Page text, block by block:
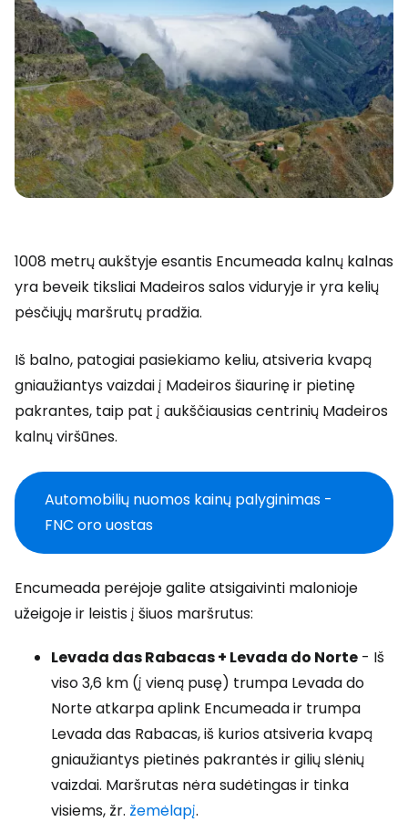
1008 metrų aukštyje esantis Encumeada kalnų kalnas
yra beveik tiksliai Madeiros salos viduryje ir yra kelių
pėsčiųjų maršrutų pradžia.
Iš balno, patogiai pasiekiamo keliu, atsiveria kvapą
gniaužiantys vaizdai į Madeiros šiaurinę ir pietinę
pakrantes, taip pat į aukščiausias centrinių Madeiros
kalnų viršūnes.
Automobilių nuomos kainų palyginimas -
FNC oro uostas
Encumeada perėjoje galite atsigaivinti malonioje
užeigoje ir leistis į šiuos maršrutus:
Levada das Rabacas + Levada do Norte - Iš
viso 3,6 km (į vieną pusę) trumpa Levada do
Norte atkarpa aplink Encumeada ir trumpa
Levada das Rabacas, iš kurios atsiveria kvapą
gniaužiantys pietinės pakrantės ir gilių slėnių
vaizdai. Maršrutas nėra sudėtingas ir tinka
visiems, žr. žemėlapį.